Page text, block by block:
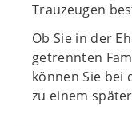
Trauzeugen
Ob Sie in der
getrennten
können Sie bei
zu einem